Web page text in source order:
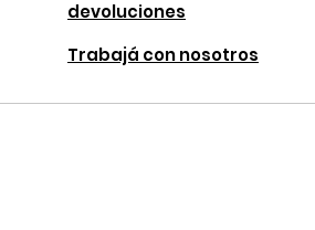
devoluciones
Trabajá con nosotros